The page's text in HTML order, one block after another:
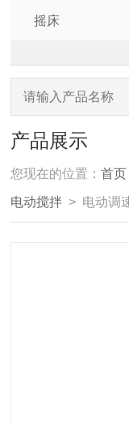
摇床
产品展示
您现在的位置：首页
电动搅拌 > 电动调